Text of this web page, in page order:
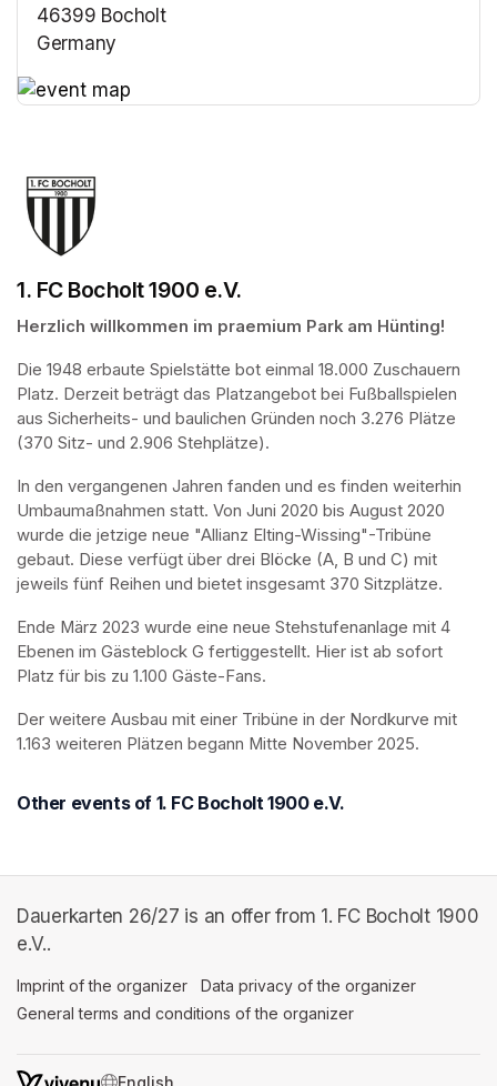
46399 Bocholt
Germany
1. FC Bocholt 1900 e.V.
Herzlich willkommen im praemium Park am Hünting!
Die 1948 erbaute Spielstätte bot einmal 18.000 Zuschauern
Platz. Derzeit beträgt das Platzangebot bei Fußballspielen
aus Sicherheits- und baulichen Gründen noch 3.276 Plätze
(370 Sitz- und 2.906 Stehplätze).
In den vergangenen Jahren fanden und es finden weiterhin
Umbaumaßnahmen statt. Von Juni 2020 bis August 2020
wurde die jetzige neue "Allianz Elting-Wissing"-Tribüne
gebaut. Diese verfügt über drei Blöcke (A, B und C) mit
jeweils fünf Reihen und bietet insgesamt 370 Sitzplätze.
Ende März 2023 wurde eine neue Stehstufenanlage mit 4
Ebenen im Gästeblock G fertiggestellt. Hier ist ab sofort
Platz für bis zu 1.100 Gäste-Fans.
Der weitere Ausbau mit einer Tribüne in der Nordkurve mit
1.163 weiteren Plätzen begann Mitte November 2025.
Other events of 1. FC Bocholt 1900 e.V.
Dauerkarten 26/27 is an offer from 1. FC Bocholt 1900
e.V..
Imprint of the organizer (opens in a new tab)
Data privacy of the organizer
General terms and conditions of the organizer